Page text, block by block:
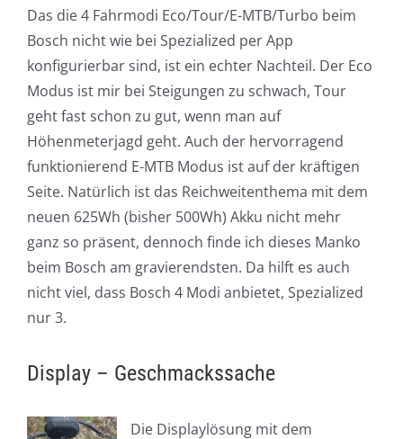
Das die 4 Fahrmodi Eco/Tour/E-MTB/Turbo beim
Bosch nicht wie bei Spezialized per App
konfigurierbar sind, ist ein echter Nachteil. Der Eco
Modus ist mir bei Steigungen zu schwach, Tour
geht fast schon zu gut, wenn man auf
Höhenmeterjagd geht. Auch der hervorragend
funktionierend E-MTB Modus ist auf der kräftigen
Seite. Natürlich ist das Reichweitenthema mit dem
neuen 625Wh (bisher 500Wh) Akku nicht mehr
ganz so präsent, dennoch finde ich dieses Manko
beim Bosch am gravierendsten. Da hilft es auch
nicht viel, dass Bosch 4 Modi anbietet, Spezialized
nur 3.
Display – Geschmackssache
Die Displaylösung mit dem